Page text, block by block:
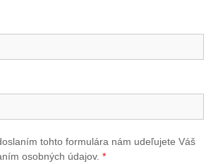
tohto formulára nám udeľujete Váš
osobných údajov. *